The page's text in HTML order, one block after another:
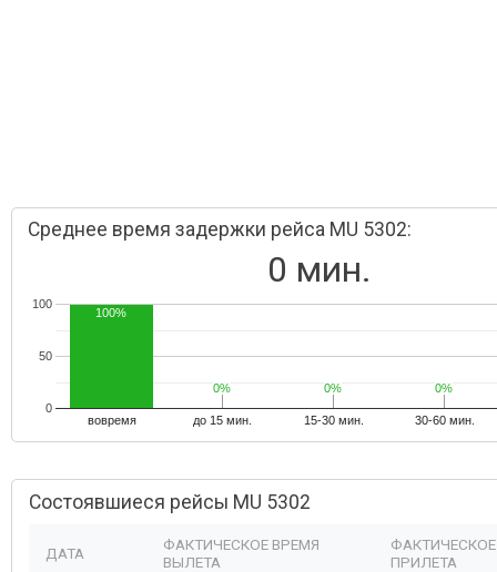
Среднее время задержки рейса MU 5302:
0 мин.
вовремя до 15 мин. 15-30 мин. 30-60 мин.
0
50
100
100%
0%
0% 0%
0% 0%
0%
Состоявшиеся рейсы MU 5302
ДАТА
ФАКТИЧЕСКОЕ ВРЕМЯ
ВЫЛЕТА
ПРИЛЕТА